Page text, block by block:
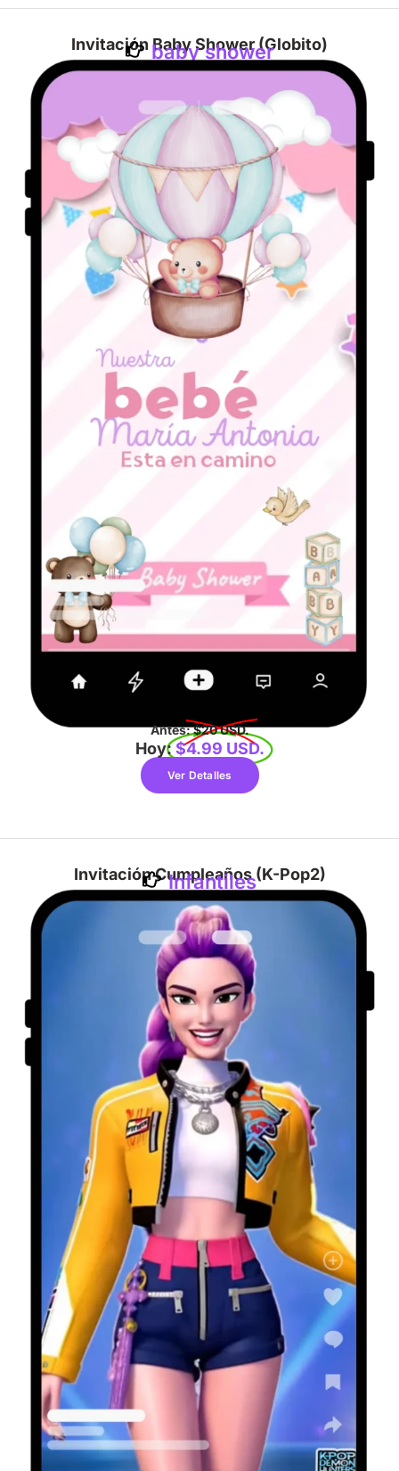
Invitación Baby Shower (Globito)
baby shower
Hoy:$4.99 USD.
Ver Detalles
Antes:$20 USD.
Invitación Cumpleaños (K-Pop2)
Infantiles